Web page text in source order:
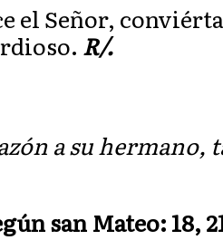
el Señor,
R/.
a su hermano,
san Mateo: 18,